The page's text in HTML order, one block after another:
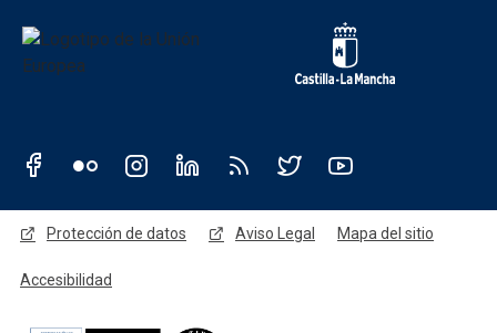
Redes sociales JCCM
Menú legal
Protección de datos Aviso Legal Mapa del sitio
Accesibilidad